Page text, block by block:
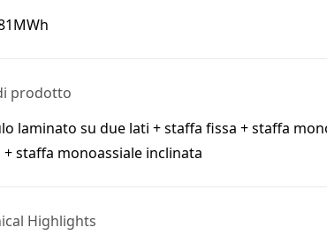
prodotto
laminato su due lati + staffa fissa + staffa
staffa monoassiale inclinata
Highlights